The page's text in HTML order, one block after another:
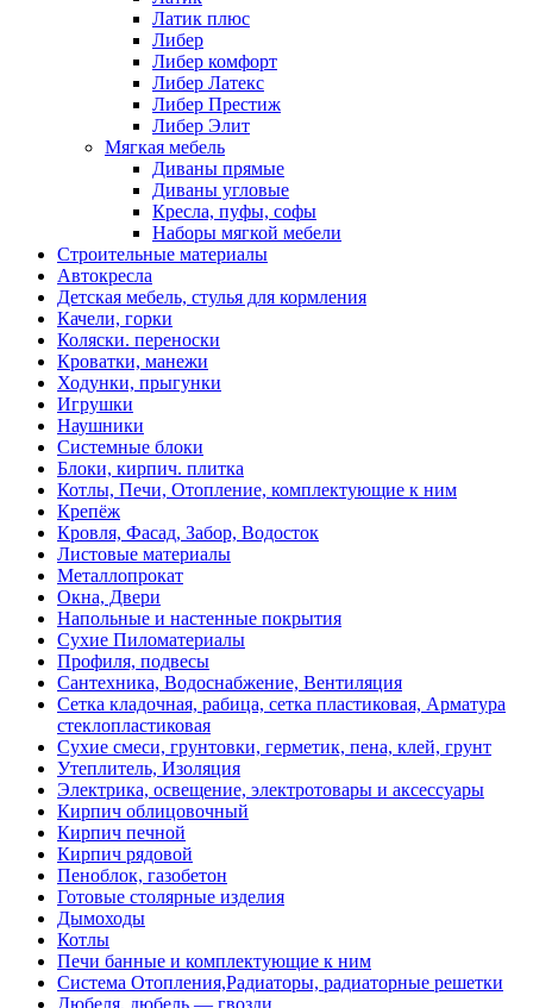
Латик плюс
Либер
Либер комфорт
Либер Латекс
Либер Престиж
Либер Элит
Мягкая мебель
Диваны прямые
Диваны угловые
Кресла, пуфы, софы
Наборы мягкой мебели
Строительные материалы
Автокресла
Детская мебель, стулья для кормления
Качели, горки
Коляски. переноски
Кроватки, манежи
Ходунки, прыгунки
Игрушки
Наушники
Системные блоки
Блоки, кирпич. плитка
Котлы, Печи, Отопление, комплектующие к ним
Крепёж
Кровля, Фасад, Забор, Водосток
Листовые материалы
Металлопрокат
Окна, Двери
Напольные и настенные покрытия
Сухие Пиломатериалы
Профиля, подвесы
Сантехника, Водоснабжение, Вентиляция
Сетка кладочная, рабица, сетка пластиковая, Арматура
стеклопластиковая
Сухие смеси, грунтовки, герметик, пена, клей, грунт
Утеплитель, Изоляция
Электрика, освещение, электротовары и аксессуары
Кирпич облицовочный
Кирпич печной
Кирпич рядовой
Пеноблок, газобетон
Готовые столярные изделия
Дымоходы
Котлы
Печи банные и комплектующие к ним
Система Отопления,Радиаторы, радиаторные решетки
Дюбеля, дюбель — гвозди